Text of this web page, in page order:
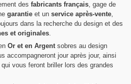
des fabricants français, gage de
garantie et un service après-vente,
dans la recherche du design et des
et originales.
Or et en Argentsobres au design
accompagneront jour après jour, ainsi
vous feront briller lors des grandes